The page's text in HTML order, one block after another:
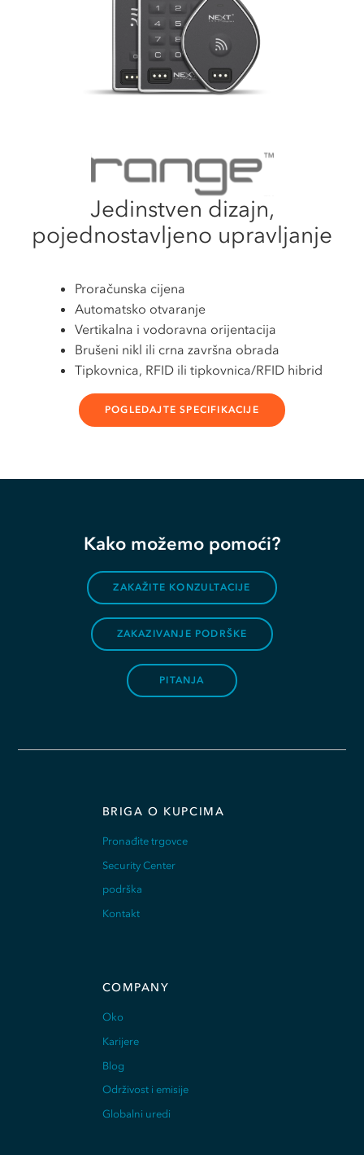
Jedinstven dizajn,
pojednostavljeno upravljanje
Proračunska cijena
Automatsko otvaranje
Vertikalna i vodoravna orijentacija
Brušeni nikl ili crna završna obrada
Tipkovnica, RFID ili tipkovnica/RFID hibrid
POGLEDAJTE SPECIFIKACIJE
Kako možemo pomoći?
ZAKAŽITE KONZULTACIJE
ZAKAZIVANJE PODRŠKE
PITANJA
BRIGA O KUPCIMA
Pronađite trgovce
Security Center
podrška
Kontakt
COMPANY
Oko
Karijere
Blog
Održivost i emisije
Globalni uredi